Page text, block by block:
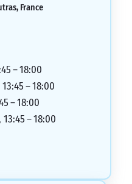
France
– 18:00
– 18:00
– 18:00
– 18:00